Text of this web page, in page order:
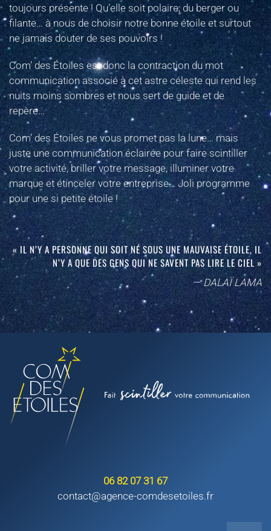
toujours présente ! Qu’elle soit polaire, du berger ou
filante… à nous de choisir notre bonne étoile et surtout
ne jamais douter de ses pouvoirs !
Com’ des Étoiles est donc la contraction du mot
communication associé à cet astre céleste qui rend les
nuits moins sombres et nous sert de guide et de
repère…
Com’ des Étoiles ne vous promet pas la lune… mais
juste une communication éclairée pour faire scintiller
votre activité, briller votre message, illuminer votre
marque et étinceler votre entreprise… Joli programme
pour une si petite étoile !
« IL N’Y A PERSONNE QUI SOIT NÉ SOUS UNE MAUVAISE ÉTOILE, IL
N’Y A QUE DES GENS QUI NE SAVENT PAS LIRE LE CIEL »
DALAÏ LAMA
06 82 07 31 67
contact@agence-comdesetoiles.fr